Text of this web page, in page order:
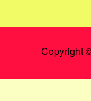
Copyright